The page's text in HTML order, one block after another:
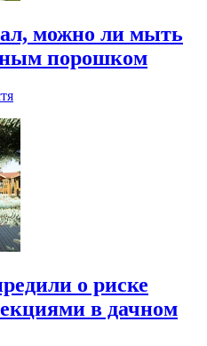
можно ли мыть
порошком
о риске
в дачном